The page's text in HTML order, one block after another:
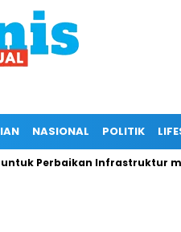
NASIONAL POLITIK
Perbaikan Infrastruktur